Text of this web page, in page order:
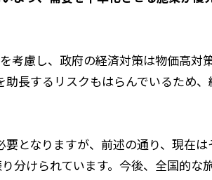
考慮し、政府の経済対策は物価高対
長するリスクもはらんでいるため
となりますが、前述の通り、現在
けられています。今後、全国的な